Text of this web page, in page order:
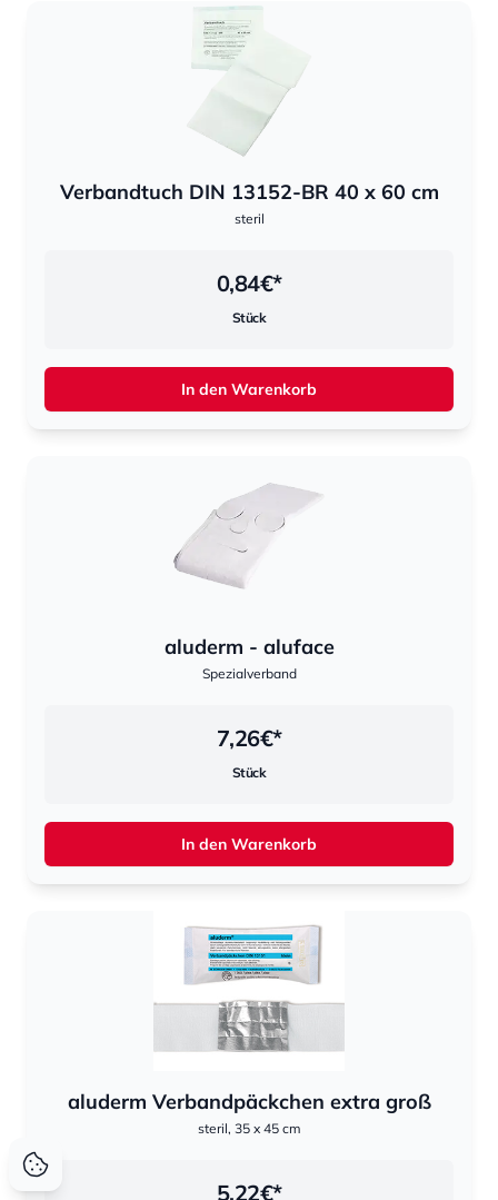
Verbandtuch DIN 13152-BR 40 x 60 cm
steril
0,84€*
Stück
In den Warenkorb
aluderm - aluface
Spezialverband
7,26€*
Stück
In den Warenkorb
aluderm Verbandpäckchen extra groß
steril, 35 x 45 cm
5,22€*